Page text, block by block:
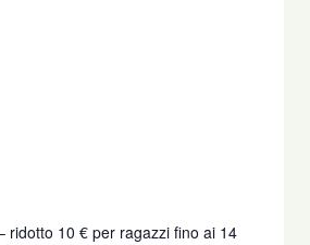
ridotto 10 € per ragazzi fino ai 14